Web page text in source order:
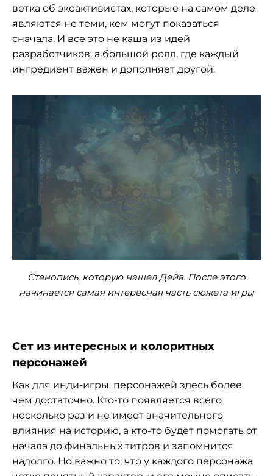
ветка об экоактивистах, которые на самом деле
являются не теми, кем могут показаться
сначала. И все это не каша из идей
разработчиков, а большой ролл, где каждый
ингредиент важен и дополняет другой.
Стенопись, которую нашел Дейв. После этого
начинается самая интересная часть сюжета игры
Сет из интересных и колоритных
персонажей
Как для инди-игры, персонажей здесь более
чем достаточно. Кто-то появляется всего
несколько раз и не имеет значительного
влияния на историю, а кто-то будет помогать от
начала до финальных титров и запомнится
надолго. Но важно то, что у каждого персонажа